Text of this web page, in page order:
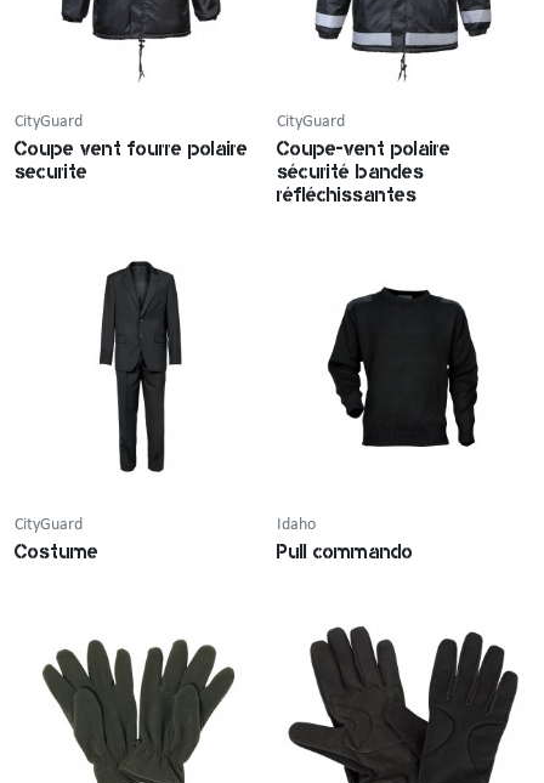
CityGuard
Coupe vent fourre polaire
securite
CityGuard
Coupe-vent polaire
sécurité bandes
réfléchissantes
CityGuard
Costume
Idaho
Pull commando